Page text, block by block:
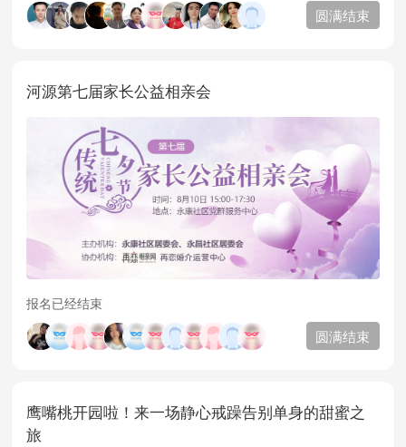
圆满结束
河源第七届家长公益相亲会
报名已经结束
圆满结束
鹰嘴桃开园啦！来一场静心戒躁告别单身的甜蜜之
旅